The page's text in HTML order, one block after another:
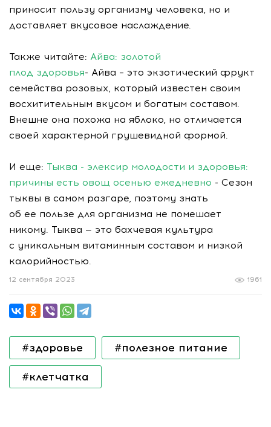
приносит пользу организму человека, но и
доставляет вкусовое наслаждение.
Также читайте: Айва: золотой
плод здоровья- Айва – это экзотический фрукт
семейства розовых, который известен своим
восхитительным вкусом и богатым составом.
Внешне она похожа на яблоко, но отличается
своей характерной грушевидной формой.
И еще: Тыква - элексир молодости и здоровья:
причины есть овощ осенью ежедневно - Сезон
тыквы в самом разгаре, поэтому знать
об ее пользе для организма не помешает
никому. Тыква — это бахчевая культура
с уникальным витаминным составом и низкой
калорийностью.
1961
12 сентября 2023
#здоровье #полезное питание
#клетчатка